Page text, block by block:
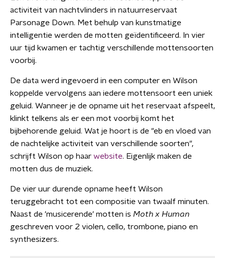
activiteit van nachtvlinders in natuurreservaat
Parsonage Down. Met behulp van kunstmatige
intelligentie werden de motten geïdentificeerd. In vier
uur tijd kwamen er tachtig verschillende mottensoorten
voorbij.
De data werd ingevoerd in een computer en Wilson
koppelde vervolgens aan iedere mottensoort een uniek
geluid. Wanneer je de opname uit het reservaat afspeelt,
klinkt telkens als er een mot voorbij komt het
bijbehorende geluid. Wat je hoort is de "eb en vloed van
de nachtelijke activiteit van verschillende soorten",
schrijft Wilson op haar website. Eigenlijk maken de
motten dus de muziek.
De vier uur durende opname heeft Wilson
teruggebracht tot een compositie van twaalf minuten.
Naast de 'musicerende' motten is Moth x Human
geschreven voor 2 violen, cello, trombone, piano en
synthesizers.